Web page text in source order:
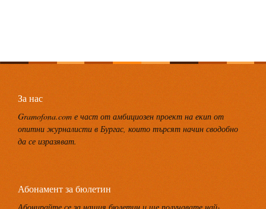
За нас
Gramofona.com е част от амбициозен проект на екип от
опитни журналисти в Бургас, които търсят начин сводобно
да се изразяват.
Абонамент за бюлетин